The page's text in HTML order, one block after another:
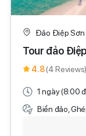
Đảo Điệp Sơn
Tour đảo
4.8(4 Reviews)
1 ngày (8:00
Biển đảo,